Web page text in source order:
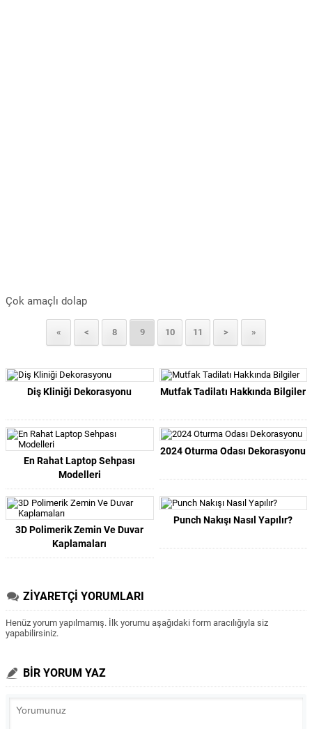
Çok amaçlı dolap
« < 8 9 10 11 > »
Diş Kliniği Dekorasyonu Mutfak Tadilatı Hakkında Bilgiler
En Rahat Laptop Sehpası
Modelleri
2024 Oturma Odası Dekorasyonu
3D Polimerik Zemin Ve Duvar
Kaplamaları
Punch Nakışı Nasıl Yapılır?
ZİYARETÇİ YORUMLARI
Henüz yorum yapılmamış. İlk yorumu aşağıdaki form aracılığıyla siz
yapabilirsiniz.
BİR YORUM YAZ